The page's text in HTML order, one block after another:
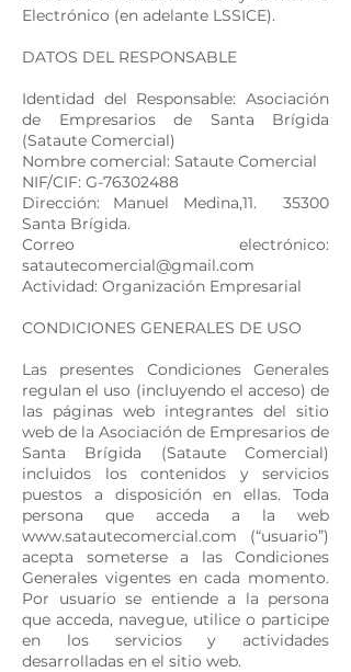
Electrónico (en adelante LSSICE).
DATOS DEL RESPONSABLE
Identidad del Responsable: Asociación
de Empresarios de Santa Brígida
(Sataute Comercial)
Nombre comercial: Sataute Comercial
NIF/CIF: G-76302488
Dirección: Manuel Medina,11. 35300
Santa Brígida.
Correo electrónico:
satautecomercial@gmail.com
Actividad: Organización Empresarial
CONDICIONES GENERALES DE USO
Las presentes Condiciones Generales
regulan el uso (incluyendo el acceso) de
las páginas web integrantes del sitio
web de la Asociación de Empresarios de
Santa Brígida (Sataute Comercial)
incluidos los contenidos y servicios
puestos a disposición en ellas. Toda
persona que acceda a la web
www.satautecomercial.com (“usuario”)
acepta someterse a las Condiciones
Generales vigentes en cada momento.
Por usuario se entiende a la persona
que acceda, navegue, utilice o participe
en los servicios y actividades
desarrolladas en el sitio web.